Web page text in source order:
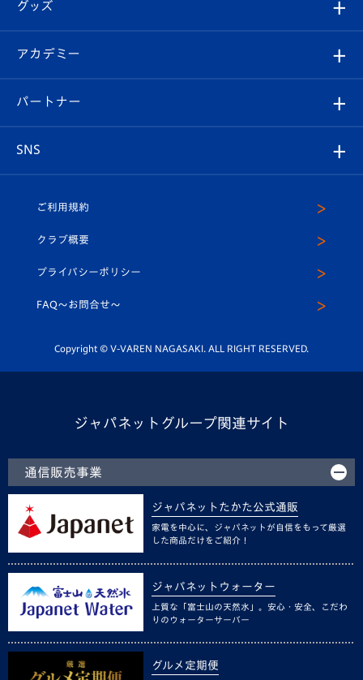
チケット
イベント
メディア
ホームタウン
スタッフプロフィール
マスコット紹介
平和祈念活動
ホームタウン活動
Revive Team
ヴィヴィくんの長崎おもてなしガイド
フォトギャラリー
スタジアムグルメ
V-LOVERS（ファンクラブ）
プレイヤーズスイート
グッズ
オンラインショップ
店舗情報
アカデミー
育成からのお知らせ
U-18
スクール
パートナー
SNS
ヴィヴィくんインスタグラム
公式LINE＠
ご利用規約
クラブ概要
プライバシーポリシー
FAQ〜お問合せ〜
Copyright © V-VAREN NAGASAKI. ALL RIGHT RESERVED.
ジャパネットグループ関連サイト
通信販売事業
ジャパネットたかた公式通販
家電を中心に、ジャパネットが自信をもって厳選
した商品だけをご紹介！
ジャパネットウォーター
上質な「富士山の天然水」。安心・安全、こだわ
りのウォーターサーバー
グルメ定期便